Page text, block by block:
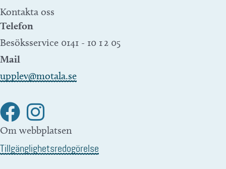
Kontakta oss
Telefon
Besöksservice 0141 - 10 1 2 05
Mail
upplev@motala.se
Om webbplatsen
Tillgänglighetsredogörelse